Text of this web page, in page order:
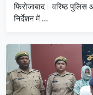
फिरोजाबाद। वरिष्ठ पुलिस
निर्देशन में …